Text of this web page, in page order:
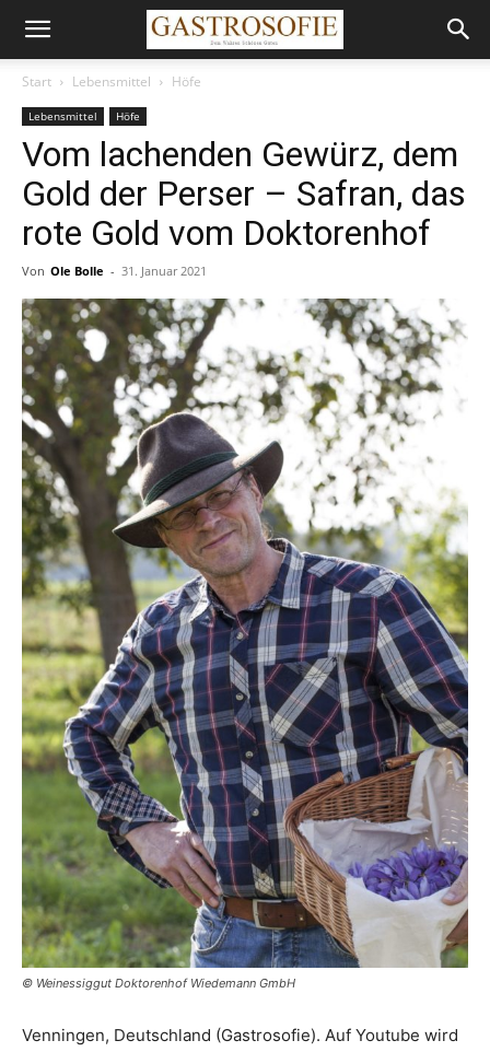
Start Lebensmittel Höfe
Lebensmittel Höfe
Vom lachenden Gewürz, dem
Gold der Perser – Safran, das
rote Gold vom Doktorenhof
Von Ole Bolle - 31. Januar 2021
© Weinessiggut Doktorenhof Wiedemann GmbH
Venningen, Deutschland (Gastrosofie). Auf Youtube wird